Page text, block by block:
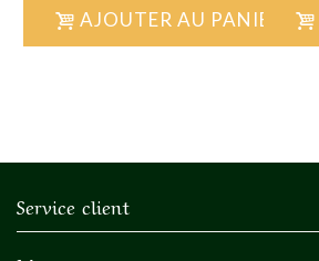
AJOUTER AU PANIER
Service client